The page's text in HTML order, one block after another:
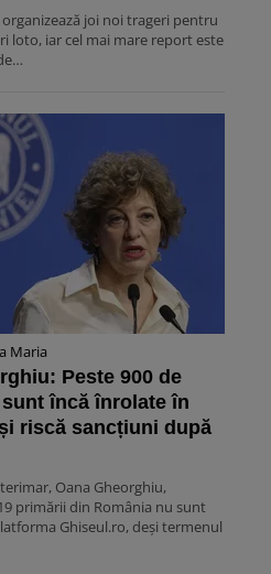
joi noi trageri pentru
loto, iar cel mai mare report este
Maria
Peste 900 de
încă înrolate în
riscă sancțiuni după
Oana Gheorghiu,
primării din România nu sunt
Ghiseul.ro, deși termenul